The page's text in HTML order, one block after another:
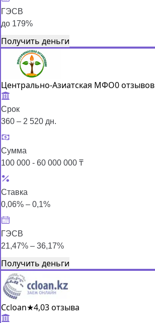
ГЭСВ
до 179%
Получить деньги
Центрально-Азиатская МФО0 отзывов
Срок
360 – 2 520 дн.
Сумма
100 000 - 60 000 000 ₸
Ставка
0,06% – 0,1%
ГЭСВ
21,47% – 36,17%
Получить деньги
Ccloan★4,03 отзыва